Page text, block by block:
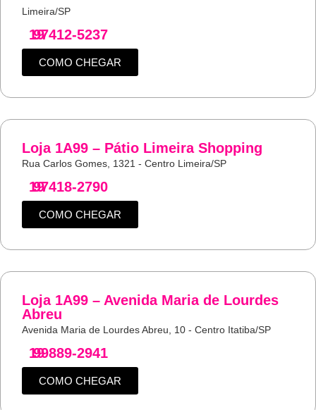
Limeira/SP
19
97412-5237
COMO CHEGAR
Loja 1A99 – Pátio Limeira Shopping
Rua Carlos Gomes, 1321 - Centro Limeira/SP
19
97418-2790
COMO CHEGAR
Loja 1A99 – Avenida Maria de Lourdes
Abreu
Avenida Maria de Lourdes Abreu, 10 - Centro Itatiba/SP
19
99889-2941
COMO CHEGAR